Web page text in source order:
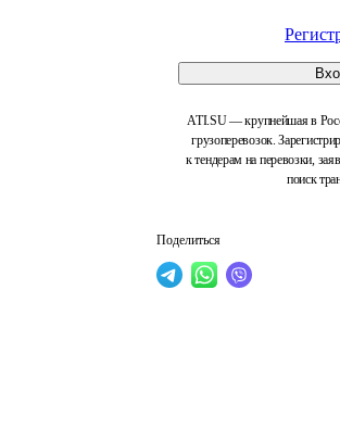
ATI.SU — крупнейшая в
грузоперевозок.
к тендерам на перевозки,
поиск
Поделиться